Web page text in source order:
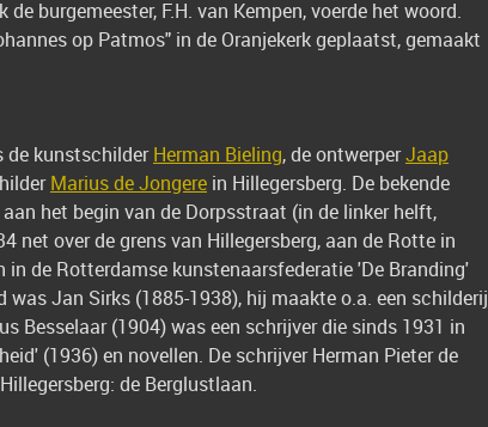
burgemeester, F.H. van Kempen, voerde het woord.
op Patmos" in de Oranjekerk geplaatst, gemaakt
de kunstschilderHerman Bieling, de ontwerperJaap
Marius de Jongere in Hillegersberg. De bekende
aan het begin van de Dorpsstraat (in de linker helft,
net over de grens van Hillegersberg, aan de Rotte in
in de Rotterdamse kunstenaarsfederatie 'De Branding'
Jan Sirks (1885-1938), hij maakte o.a. een schilderij
Besselaar (1904) was een schrijver die sinds 1931 in
(1936) en novellen. De schrijver Herman Pieter de
de Berglustlaan.